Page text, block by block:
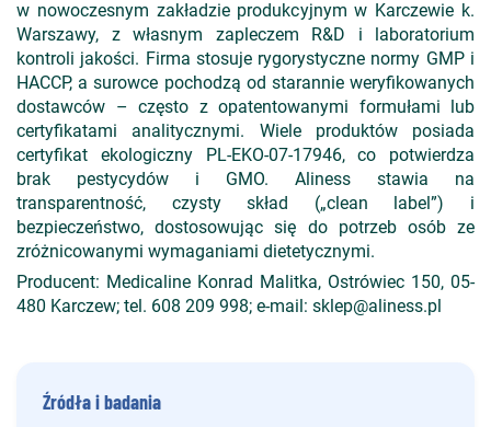
w nowoczesnym zakładzie produkcyjnym w Karczewie k.
Warszawy, z własnym zapleczem R&D i laboratorium
kontroli jakości. Firma stosuje rygorystyczne normy GMP i
HACCP, a surowce pochodzą od starannie weryfikowanych
dostawców – często z opatentowanymi formułami lub
certyfikatami analitycznymi. Wiele produktów posiada
certyfikat ekologiczny PL-EKO-07-17946, co potwierdza
brak pestycydów i GMO. Aliness stawia na
transparentność, czysty skład („clean label”) i
bezpieczeństwo, dostosowując się do potrzeb osób ze
zróżnicowanymi wymaganiami dietetycznymi.
Producent: Medicaline Konrad Malitka, Ostrówiec 150, 05-
480 Karczew; tel. 608 209 998; e-mail: sklep@aliness.pl
Źródła i badania